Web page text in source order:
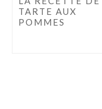
TARTE AUX
POMMES